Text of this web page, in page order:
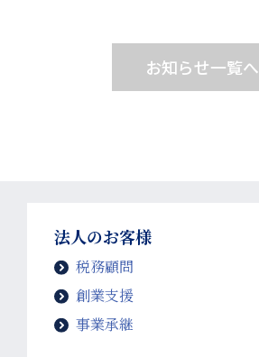
お知らせ一覧へ
法人のお客様
税務顧問
創業支援
事業承継